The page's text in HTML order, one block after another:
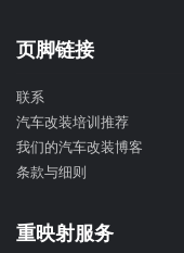
页脚链接
联系
汽车改装培训推荐
我们的汽车改装博客
条款与细则
重映射服务